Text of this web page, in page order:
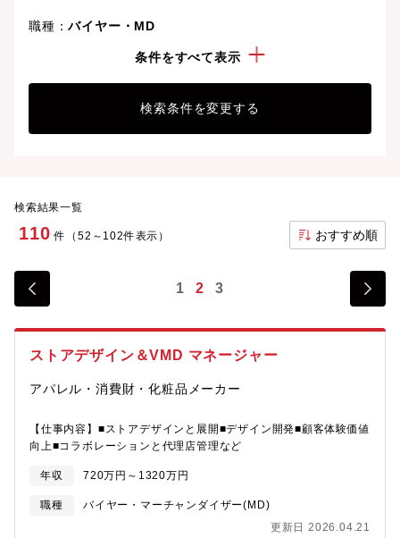
職種：バイヤー・MD
500万円以上条件をすべて表示
検索条件を変更する
検索結果一覧
110 件（52～102件表示） おすすめ順
1 2 3
ストアデザイン＆VMD マネージャー
アパレル・消費財・化粧品メーカー
【仕事内容】■ストアデザインと展開■デザイン開発■顧客体験価値
向上■コラボレーションと代理店管理など
年収 720万円～1320万円
職種
バイヤー・マーチャンダイザー(MD)
更新日 2026.04.21